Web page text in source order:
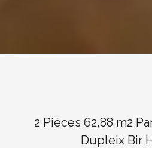
2 Pièces 62,88 m2
Dupleix Bir